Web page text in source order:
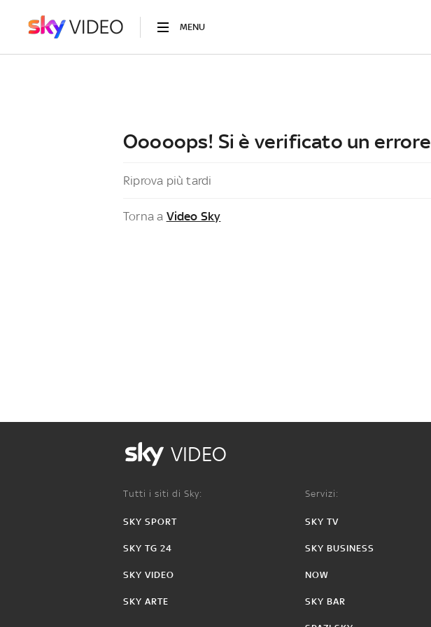
MENU
Ooooops! Si è verificato un errore
Riprova più tardi
Torna a Video Sky
VIDEO
Tutti i siti di Sky:
SKY SPORT
SKY TG 24
SKY VIDEO
SKY ARTE
Servizi:
SKY TV
SKY BUSINESS
NOW
SKY BAR